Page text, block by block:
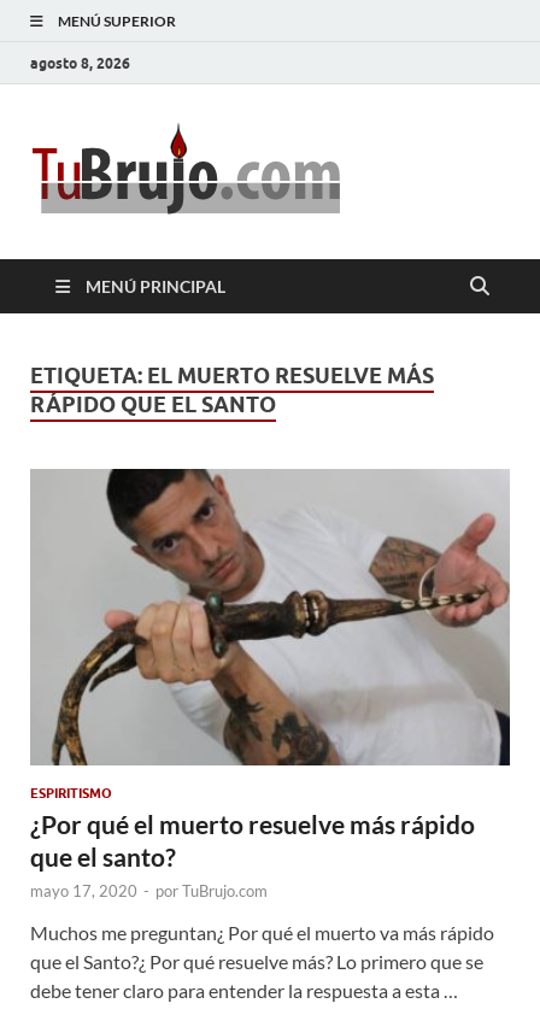
MENÚ SUPERIOR
agosto 8, 2026
MENÚ PRINCIPAL
ETIQUETA: EL MUERTO RESUELVE MÁS
RÁPIDO QUE EL SANTO
ESPIRITISMO
¿Por qué el muerto resuelve más rápido
que el santo?
mayo 17, 2020 - porTuBrujo.com
Muchos me preguntan¿ Por qué el muerto va más rápido
que el Santo?¿ Por qué resuelve más? Lo primero que se
debe tener claro para entender la respuesta a esta …